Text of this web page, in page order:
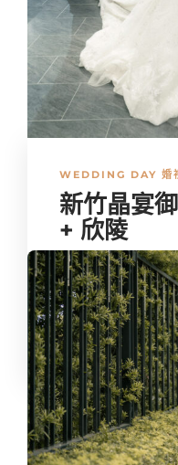
WEDDING DAY 婚
新竹晶宴
+ 欣陵
婚禮市場回溫後，第一
的姐姐，是我多年前拍
的家庭，特別有熟悉感
距離...
kalove,3 年 ago